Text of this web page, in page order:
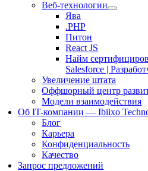
Веб-технологии
Ява
.PHP
Питон
React JS
Найм
Salesforce |
Увеличение штата
Оффшорный центр
Модели взаимодействия
Об IT-компании — Ibiixo
Блог
Карьера
Конфиденциальность
Качество
Запрос предложений